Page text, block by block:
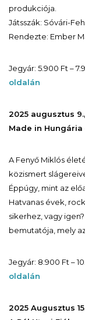
produkciója.
Játsszák: Sóvári-
Rendezte: Ember
Jegyár: 5.900 Ft –
oldalán
2025 augusztus
Made in
A Fenyő Miklós
közismert
Éppúgy, mint az
Hatvanas évek,
sikerhez, vagy
bemutatója, mely
Jegyár: 8.900 Ft –
oldalán
2025 Augusztus